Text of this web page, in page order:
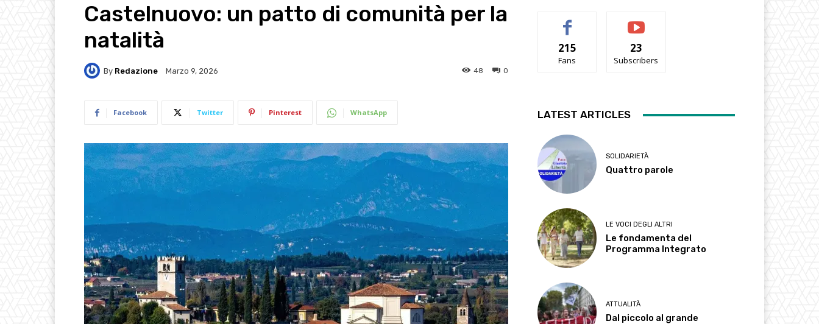
Castelnuovo: un patto di comunità per la
natalità
By Redazione Marzo 9, 2026 0
48
Facebook Twitter Pinterest WhatsApp
215
Fans
23
Subscribers
LATEST ARTICLES
SOLIDARIETÀ
Quattro parole
LE VOCI DEGLI ALTRI
Le fondamenta del
Programma Integrato
ATTUALITÀ
Dal piccolo al grande